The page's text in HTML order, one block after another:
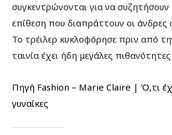
συγκεντρώνονται για να συζητήσουν
επίθεση που διαπράττουν οι άνδρες
Το τρέιλερ κυκλοφόρησε πριν από
ταινία έχει ήδη μεγάλες
Πηγή Fashion – Marie Claire | Ό,τι
γυναίκες